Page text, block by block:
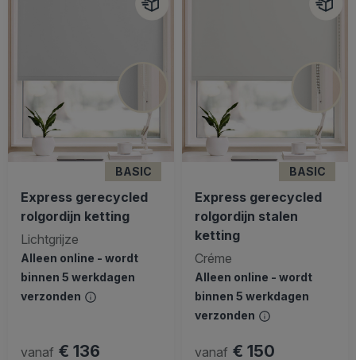
BASIC
Express gerecycled
rolgordijn ketting
Lichtgrijze
Alleen online - wordt
binnen 5 werkdagen
verzonden
vanaf € 136
BASIC
Express gerecycled
rolgordijn stalen
ketting
Créme
Alleen online - wordt
binnen 5 werkdagen
verzonden
vanaf € 150